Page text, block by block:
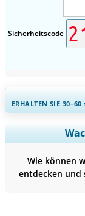
Sicherheitscode
ERHALTEN SIE 30–60
Regionale
Wie können
entdecken und